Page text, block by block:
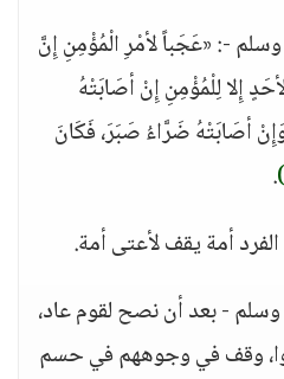
-: «عَجَباً لأمْرِ الْمُؤْمِنِ إِنَّ
إِلا لِلْمُؤْمِنِ إِنْ أصَابَتْهُ
أصَابَتْهُ ضَرَّاءُ صَبَرَ، فَكَانَ
.
أمة يقف لأعتى أمة.
- بعد أن نصح لقوم عاد،
وقف في وجوههم في حسم